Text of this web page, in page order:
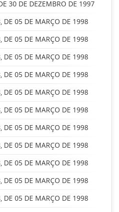
30 DE DEZEMBRO DE 1997
DE 05 DE MARÇO DE 1998
DE 05 DE MARÇO DE 1998
DE 05 DE MARÇO DE 1998
DE 05 DE MARÇO DE 1998
DE 05 DE MARÇO DE 1998
DE 05 DE MARÇO DE 1998
DE 05 DE MARÇO DE 1998
DE 05 DE MARÇO DE 1998
DE 05 DE MARÇO DE 1998
DE 05 DE MARÇO DE 1998
DE 05 DE MARÇO DE 1998